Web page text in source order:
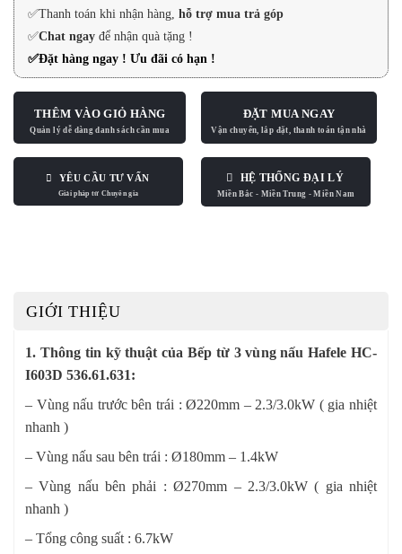
✅Thanh toán khi nhận hàng, hỗ trợ mua trả góp
✅Chat ngay để nhận quà tặng !
✅Đặt hàng ngay ! Ưu đãi có hạn !
THÊM VÀO GIỎ HÀNG ĐẶT MUA NGAY
YÊU CẦU TƯ VẤN HỆ THỐNG ĐẠI LÝ
GIỚI THIỆU
1. Thông tin kỹ thuật của Bếp từ 3 vùng nấu Hafele HC-
I603D 536.61.631:
– Vùng nấu trước bên trái : Ø220mm – 2.3/3.0kW ( gia nhiệt
nhanh )
– Vùng nấu sau bên trái : Ø180mm – 1.4kW
– Vùng nấu bên phải : Ø270mm – 2.3/3.0kW ( gia nhiệt
nhanh )
– Tổng công suất : 6.7kW